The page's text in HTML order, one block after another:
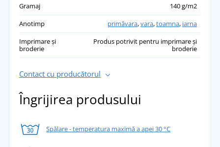
Gramaj
140 g/m2
Anotimp
primăvara,vara,toamna, iarna
Imprimare și
broderie
Produs potrivit pentru imprimare și
broderie
Contact cu producătorul
Îngrijirea produsului
Spălare - temperatura maximă a apei 30 °C